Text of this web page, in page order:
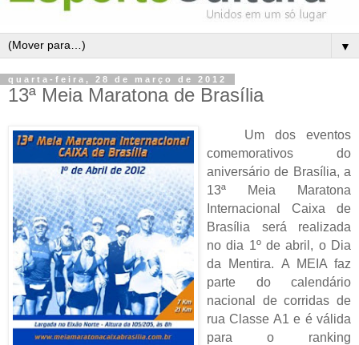
▼
quarta-feira, 28 de março de 2012
13ª Meia Maratona de Brasília
Um dos eventos
comemorativos do
aniversário de Brasília, a
13ª Meia Maratona
Internacional Caixa de
Brasília será realizada
no dia 1º de abril, o Dia
da Mentira. A MEIA faz
parte do calendário
nacional de corridas de
rua Classe A1 e é válida
para o ranking